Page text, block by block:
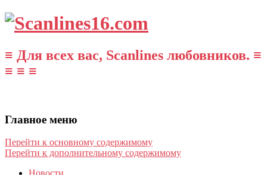
≡ Для всех вас, Scanlines любовников. ≡
≡ ≡ ≡
Главное меню
Перейти к основному содержимому
Перейти к дополнительному содержимому